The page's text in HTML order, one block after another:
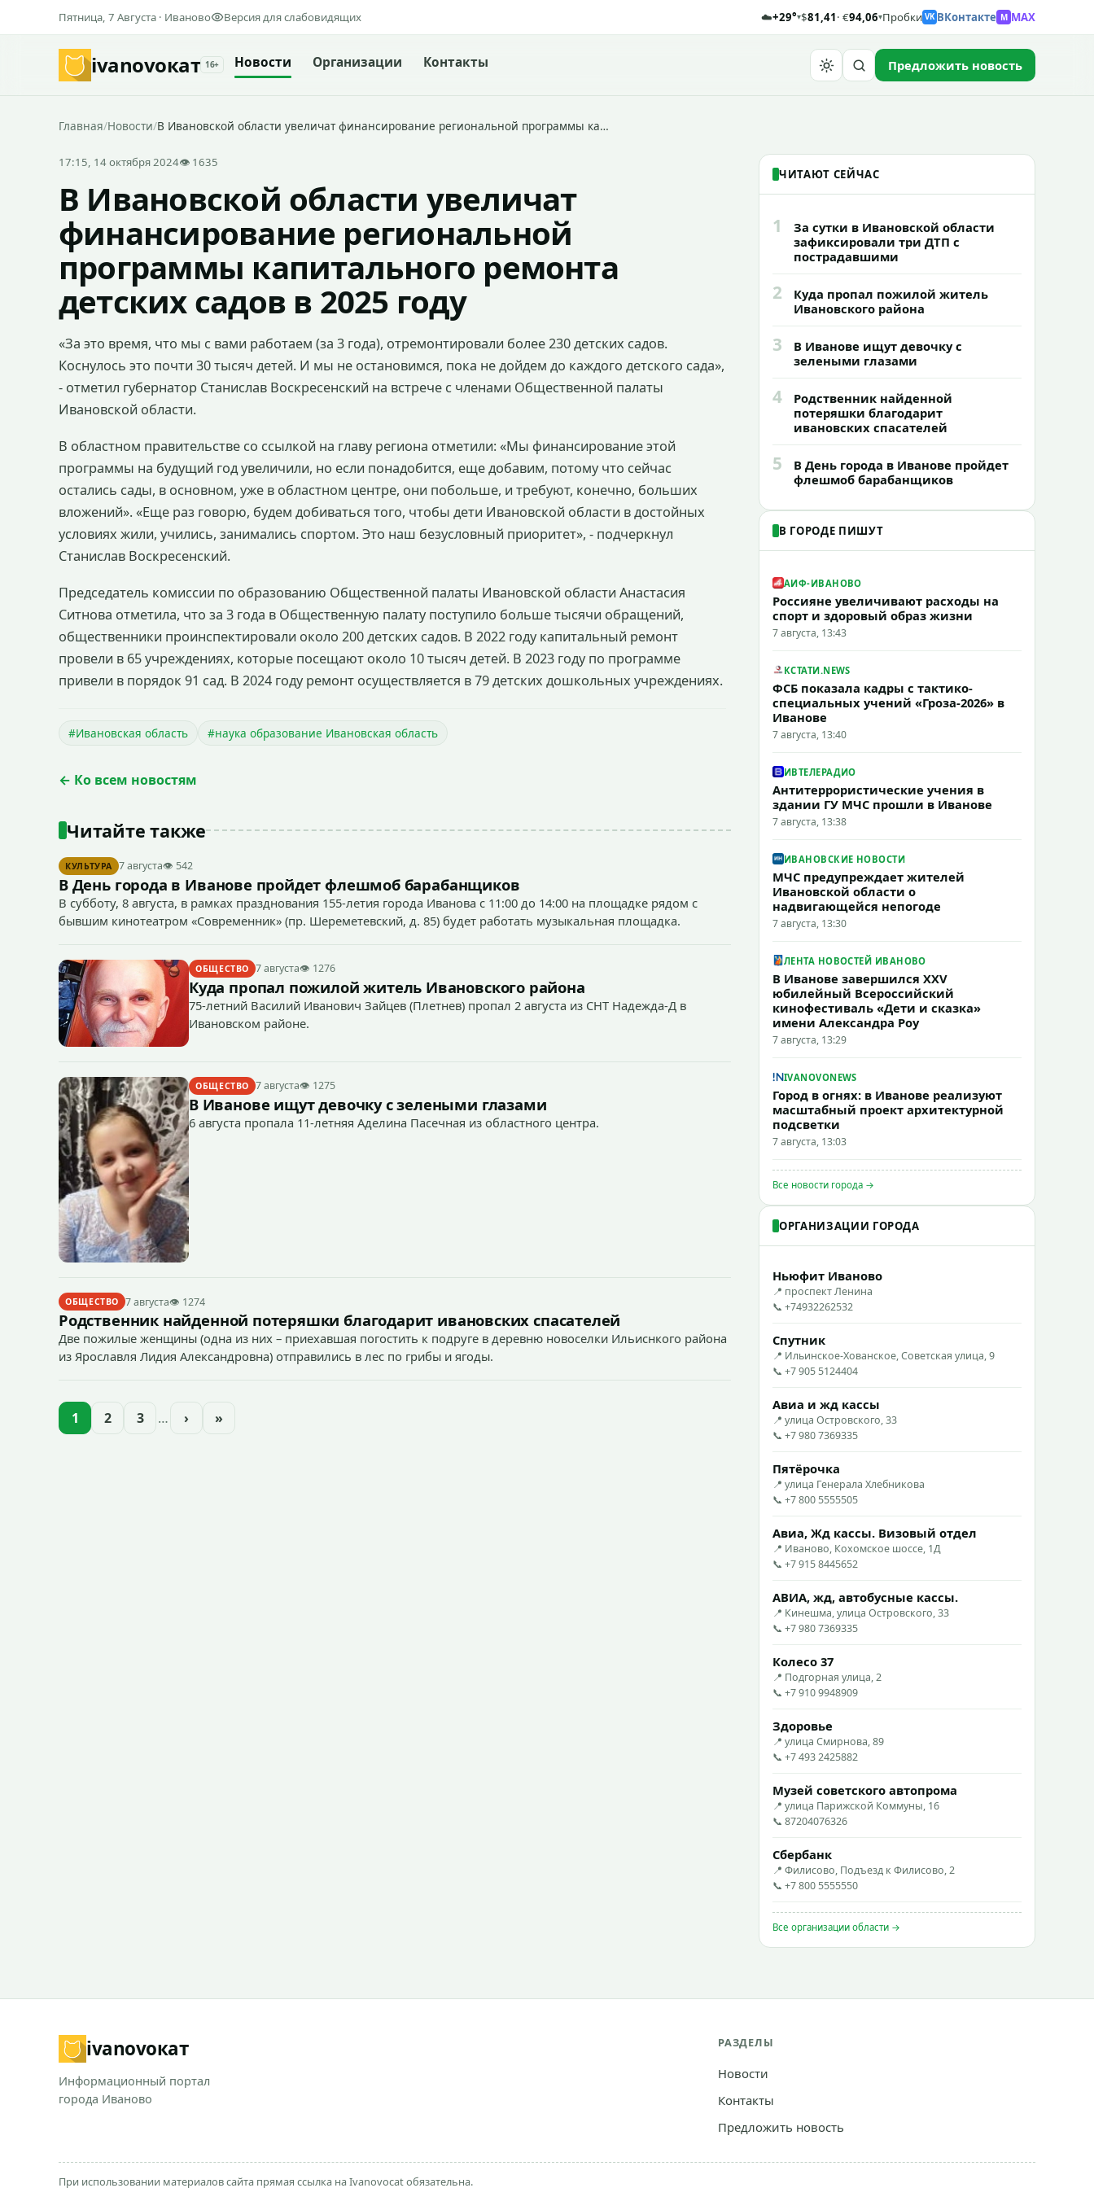
Пятница, 7 Августа · Иваново Версия для слабовидящих ☁️+29°▾$81,41· €94,06▾Пробки VK ВКонтакте M MAX
ivanovoкат 16+ Новости Организации Контакты Предложить новость
Главная/Новости/В Ивановской области увеличат финансирование региональной программы ка…
17:15, 14 октября 2024👁 1635
В Ивановской области увеличат
финансирование региональной
программы капитального ремонта
детских садов в 2025 году
«За это время, что мы с вами работаем (за 3 года), отремонтировали более 230 детских садов.
Коснулось это почти 30 тысяч детей. И мы не остановимся, пока не дойдем до каждого детского сада»,
- отметил губернатор Станислав Воскресенский на встрече с членами Общественной палаты
Ивановской области.
В областном правительстве со ссылкой на главу региона отметили: «Мы финансирование этой
программы на будущий год увеличили, но если понадобится, еще добавим, потому что сейчас
остались сады, в основном, уже в областном центре, они побольше, и требуют, конечно, больших
вложений». «Еще раз говорю, будем добиваться того, чтобы дети Ивановской области в достойных
условиях жили, учились, занимались спортом. Это наш безусловный приоритет», - подчеркнул
Станислав Воскресенский.
Председатель комиссии по образованию Общественной палаты Ивановской области Анастасия
Ситнова отметила, что за 3 года в Общественную палату поступило больше тысячи обращений,
общественники проинспектировали около 200 детских садов. В 2022 году капитальный ремонт
провели в 65 учреждениях, которые посещают около 10 тысяч детей. В 2023 году по программе
привели в порядок 91 сад. В 2024 году ремонт осуществляется в 79 детских дошкольных учреждениях.
#Ивановская область #наука образование Ивановская область
← Ко всем новостям
Читайте также
КУЛЬТУРА 7 августа👁 542
В День города в Иванове пройдет флешмоб барабанщиков
В субботу, 8 августа, в рамках празднования 155-летия города Иванова с 11:00 до 14:00 на площадке рядом с
бывшим кинотеатром «Современник» (пр. Шереметевский, д. 85) будет работать музыкальная площадка.
ОБЩЕСТВО 7 августа👁 1276
Куда пропал пожилой житель Ивановского района
75-летний Василий Иванович Зайцев (Плетнев) пропал 2 августа из СНТ Надежда-Д в
Ивановском районе.
ОБЩЕСТВО 7 августа👁 1275
В Иванове ищут девочку с зелеными глазами
6 августа пропала 11-летняя Аделина Пасечная из областного центра.
ОБЩЕСТВО 7 августа👁 1274
Родственник найденной потеряшки благодарит ивановских спасателей
Две пожилые женщины (одна из них – приехавшая погостить к подруге в деревню новоселки Ильиснкого района
из Ярославля Лидия Александровна) отправились в лес по грибы и ягоды.
1 2 3 … › »
ЧИТАЮТ СЕЙЧАС
1
За сутки в Ивановской области
зафиксировали три ДТП с
пострадавшими
2
Куда пропал пожилой житель
Ивановского района
3
В Иванове ищут девочку с
зелеными глазами
4
Родственник найденной
потеряшки благодарит
ивановских спасателей
5
В День города в Иванове пройдет
флешмоб барабанщиков
В ГОРОДЕ ПИШУТ
АИФ-ИВАНОВО
Россияне увеличивают расходы на
спорт и здоровый образ жизни
7 августа, 13:43
КСТАТИ.NEWS
ФСБ показала кадры с тактико-
специальных учений «Гроза-2026» в
Иванове
7 августа, 13:40
ИВТЕЛЕРАДИО
Антитеррористические учения в
здании ГУ МЧС прошли в Иванове
7 августа, 13:38
ИВАНОВСКИЕ НОВОСТИ
МЧС предупреждает жителей
Ивановской области о
надвигающейся непогоде
7 августа, 13:30
ЛЕНТА НОВОСТЕЙ ИВАНОВО
В Иванове завершился XXV
юбилейный Всероссийский
кинофестиваль «Дети и сказка»
имени Александра Роу
7 августа, 13:29
IVANOVONEWS
Город в огнях: в Иванове реализуют
масштабный проект архитектурной
подсветки
7 августа, 13:03
Все новости города →
ОРГАНИЗАЦИИ ГОРОДА
Ньюфит Иваново
📍 проспект Ленина
📞 +74932262532
Спутник
📍 Ильинское-Хованское, Советская улица, 9
📞 +7 905 5124404
Авиа и жд кассы
📍 улица Островского, 33
📞 +7 980 7369335
Пятёрочка
📍 улица Генерала Хлебникова
📞 +7 800 5555505
Авиа, Жд кассы. Визовый отдел
📍 Иваново, Кохомское шоссе, 1Д
📞 +7 915 8445652
АВИА, жд, автобусные кассы.
📍 Кинешма, улица Островского, 33
📞 +7 980 7369335
Колесо 37
📍 Подгорная улица, 2
📞 +7 910 9948909
Здоровье
📍 улица Смирнова, 89
📞 +7 493 2425882
Музей советского автопрома
📍 улица Парижской Коммуны, 16
📞 87204076326
Сбербанк
📍 Филисово, Подъезд к Филисово, 2
📞 +7 800 5555550
Все организации области →
ivanovoкат
Информационный портал
города Иваново
РАЗДЕЛЫ
Новости
Контакты
Предложить новость
При использовании материалов сайта прямая ссылка на Ivanovocat обязательна.